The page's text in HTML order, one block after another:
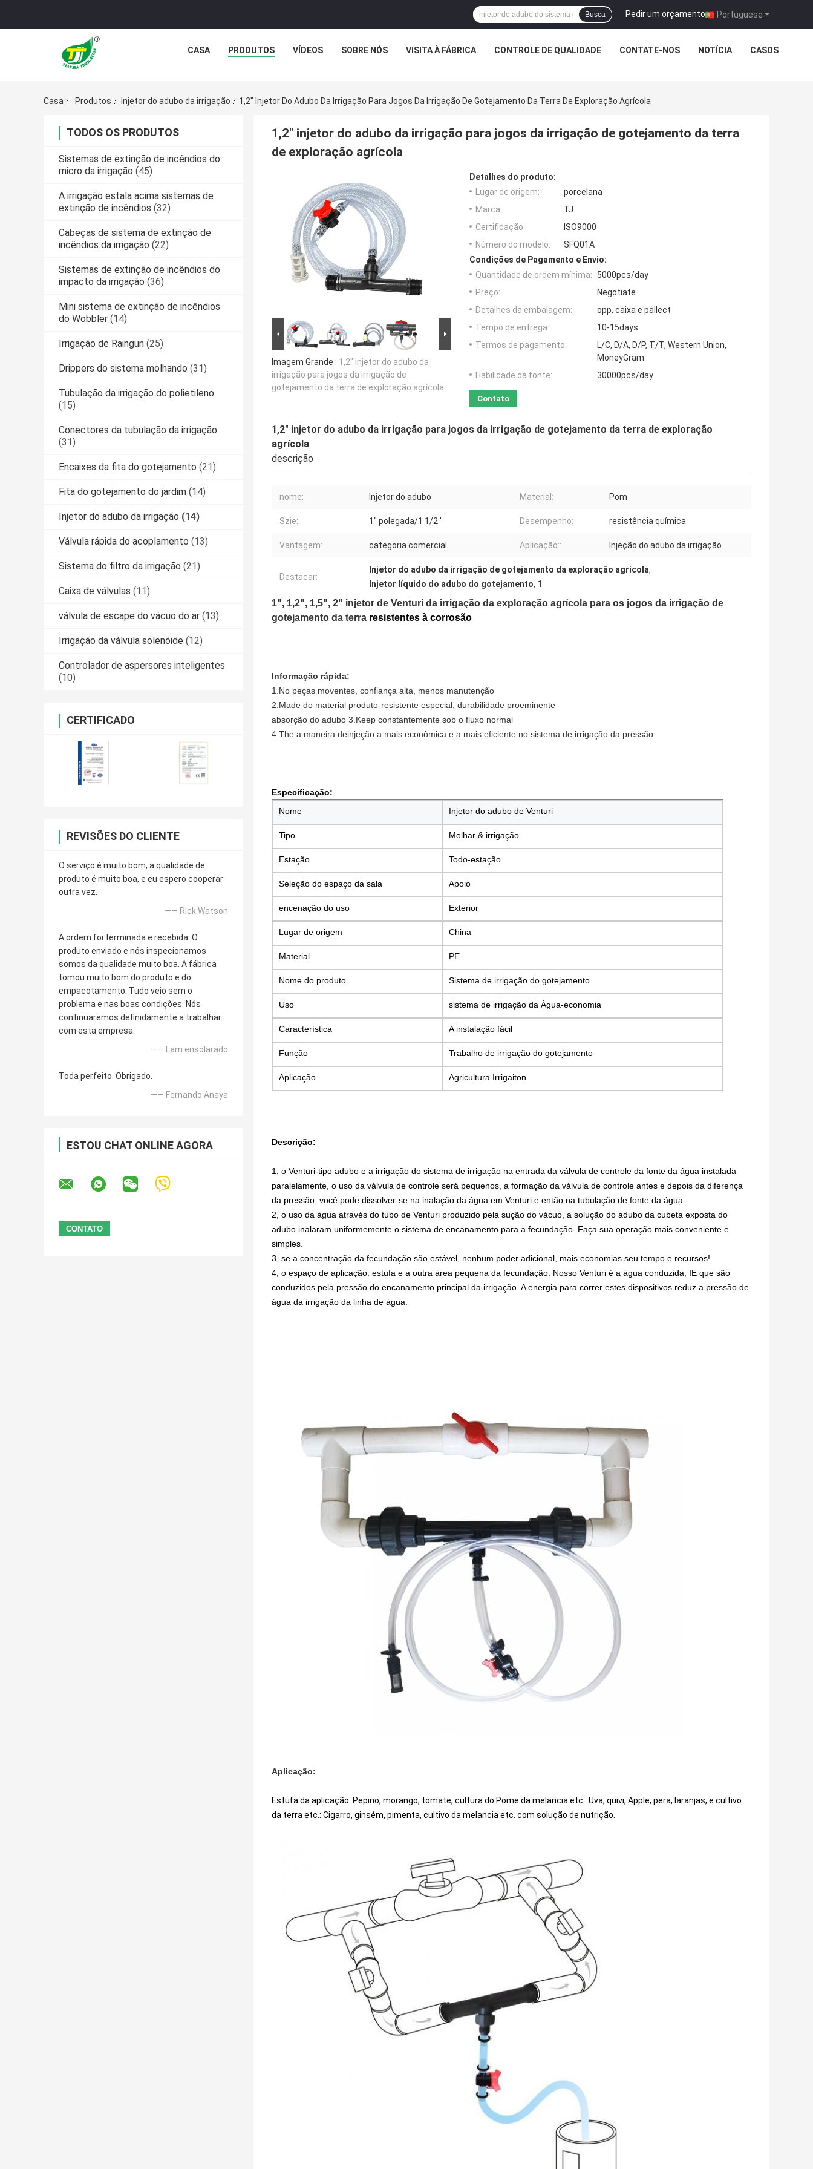
Portuguese
Pedir um orçamento |
Busca
CASA PRODUTOS VÍDEOS SOBRE NÓS VISITA À FÁBRICA CONTROLE DE QUALIDADE CONTATE-NOS NOTÍCIA CASOS
Casa Produtos Injetor do adubo da irrigação 1,2" Injetor Do Adubo Da Irrigação Para Jogos Da Irrigação De Gotejamento Da Terra De Exploração Agrícola
TODOS OS PRODUTOS
Sistemas de extinção de incêndios do
micro da irrigação (45)
A irrigação estala acima sistemas de
extinção de incêndios (32)
Cabeças de sistema de extinção de
incêndios da irrigação (22)
Sistemas de extinção de incêndios do
impacto da irrigação (36)
Mini sistema de extinção de incêndios
do Wobbler (14)
Irrigação de Raingun (25)
Drippers do sistema molhando (31)
Tubulação da irrigação do polietileno
(15)
Conectores da tubulação da irrigação
(31)
Encaixes da fita do gotejamento (21)
Fita do gotejamento do jardim (14)
Injetor do adubo da irrigação (14)
Válvula rápida do acoplamento (13)
Sistema do filtro da irrigação (21)
Caixa de válvulas (11)
válvula de escape do vácuo do ar (13)
Irrigação da válvula solenóide (12)
Controlador de aspersores inteligentes
(10)
CERTIFICADO
REVISÕES DO CLIENTE
O serviço é muito bom, a qualidade de
produto é muito boa, e eu espero cooperar
outra vez.
—— Rick Watson
A ordem foi terminada e recebida. O
produto enviado e nós inspecionamos
somos da qualidade muito boa. A fábrica
tomou muito bom do produto e do
empacotamento. Tudo veio sem o
problema e nas boas condições. Nós
continuaremos definidamente a trabalhar
com esta empresa.
—— Lam ensolarado
Toda perfeito. Obrigado.
—— Fernando Anaya
ESTOU CHAT ONLINE AGORA
1,2" injetor do adubo da irrigação para jogos da irrigação de gotejamento da terra
de exploração agrícola
Imagem Grande : 1,2" injetor do adubo da
irrigação para jogos da irrigação de
gotejamento da terra de exploração agrícola
Detalhes do produto:
Lugar de origem:
porcelana
Marca:
TJ
Certificação:
ISO9000
Número do modelo:
SFQ01A
Condições de Pagamento e Envio:
Quantidade de ordem mínima:
5000pcs/day
Preço:
Negotiate
Detalhes da embalagem:
opp, caixa e pallect
Tempo de entrega:
10-15days
Termos de pagamento:
L/C, D/A, D/P, T/T, Western Union,
MoneyGram
Habilidade da fonte:
30000pcs/day
Contato
1,2" injetor do adubo da irrigação para jogos da irrigação de gotejamento da terra de exploração
agrícola
descrição
nome: Injetor do adubo Material: Pom
Szie: 1" polegada/1 1/2 ' Desempenho: resistência química
Vantagem: categoria comercial Aplicação:: Injeção do adubo da irrigação
Destacar:
Injetor do adubo da irrigação de gotejamento da exploração agrícola,
Injetor líquido do adubo do gotejamento, 1
1", 1,2", 1,5", 2" injetor de Venturi da irrigação da exploração agrícola para os jogos da irrigação de
gotejamento da terra resistentes à corrosão
Informação rápida:
1.No peças moventes, confiança alta, menos manutenção
2.Made do material produto-resistente especial, durabilidade proeminente
absorção do adubo 3.Keep constantemente sob o fluxo normal
4.The a maneira deinjeção a mais econômica e a mais eficiente no sistema de irrigação da pressão
Especificação:
Nome
Injetor do adubo de Venturi
Tipo Molhar & irrigação
Estação Todo-estação
Seleção do espaço da sala Apoio
encenação do uso Exterior
Lugar de origem China
Material PE
Nome do produto Sistema de irrigação do gotejamento
Uso sistema de irrigação da Água-economia
Característica A instalação fácil
Função Trabalho de irrigação do gotejamento
Aplicação Agricultura Irrigaiton
Descrição:
1, o Venturi-tipo adubo e a irrigação do sistema de irrigação na entrada da válvula de controle da fonte da água instalada
paralelamente, o uso da válvula de controle será pequenos, a formação da válvula de controle antes e depois da diferença
da pressão, você pode dissolver-se na inalação da água em Venturi e então na tubulação de fonte da água.
2, o uso da água através do tubo de Venturi produzido pela sução do vácuo, a solução do adubo da cubeta exposta do
adubo inalaram uniformemente o sistema de encanamento para a fecundação. Faça sua operação mais conveniente e
simples.
3, se a concentração da fecundação são estável, nenhum poder adicional, mais economias seu tempo e recursos!
4, o espaço de aplicação: estufa e a outra área pequena da fecundação. Nosso Venturi é a água conduzida, IE que são
conduzidos pela pressão do encanamento principal da irrigação. A energia para correr estes dispositivos reduz a pressão de
água da irrigação da linha de água.
Aplicação:
Estufa da aplicação: Pepino, morango, tomate, cultura do Pome da melancia etc.: Uva, quivi, Apple, pera, laranjas, e cultivo
da terra etc.: Cigarro, ginsém, pimenta, cultivo da melancia etc. com solução de nutrição.